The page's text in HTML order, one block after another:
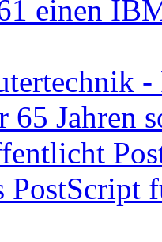
einen
65 Jahren
PostScript